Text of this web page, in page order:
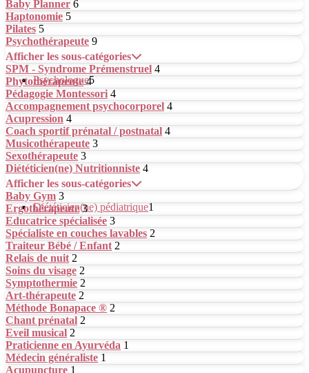
Baby Planner 6
Haptonomie 5
Pilates 5
Psychothérapeute 9
Afficher les sous-catégories
Psychologue5
SPM - Syndrome Prémenstruel 4
Phytothérapeute 4
Pédagogie Montessori 4
Accompagnement psychocorporel 4
Acupression 4
Coach sportif prénatal / postnatal 4
Musicothérapeute 3
Sexothérapeute 3
Diététicien(ne) Nutritionniste 4
Afficher les sous-catégories
Diététicien(ne) pédiatrique1
Baby Gym 3
Ergothérapeute 3
Educatrice spécialisée 3
Spécialiste en couches lavables 2
Traiteur Bébé / Enfant 2
Relais de nuit 2
Soins du visage 2
Symptothermie 2
Art-thérapeute 2
Méthode Bonapace ® 2
Chant prénatal 2
Eveil musical 2
Praticienne en Ayurvéda 1
Médecin généraliste 1
Acupuncture 1